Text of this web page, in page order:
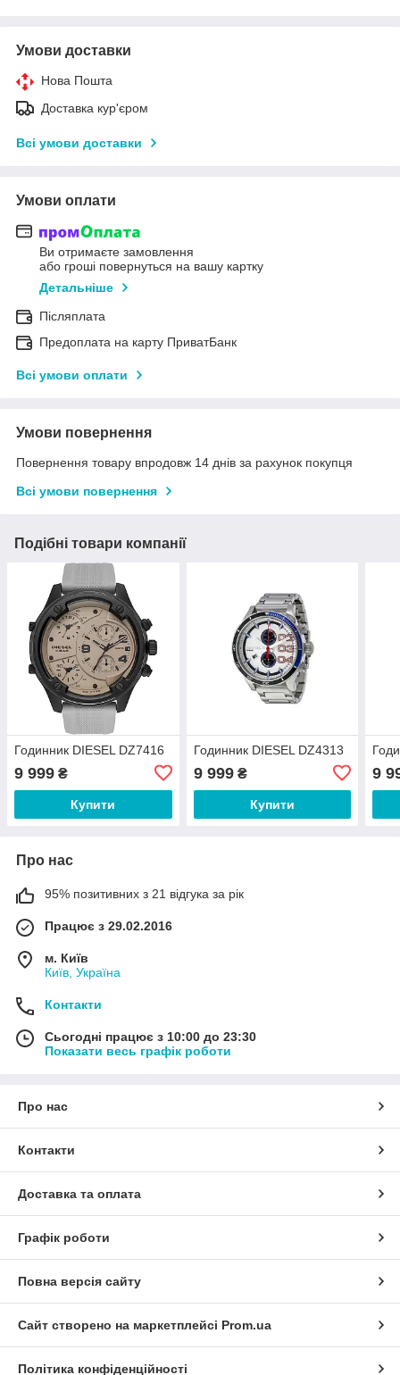
Умови доставки
Нова Пошта
Доставка кур'єром
Всі умови доставки
Умови оплати
Ви отримаєте замовлення
або гроші повернуться на вашу картку
Детальніше
Післяплата
Предоплата на карту ПриватБанк
Всі умови оплати
Умови повернення
Повернення товару впродовж 14 днів за рахунок покупця
Всі умови повернення
Подібні товари компанії
Годинник DIESEL DZ7416
9 999 ₴
Купити
Годинник DIESEL DZ4313
9 999₴
Купити
9
Про нас
95% позитивних з 21 відгука за рік
Працює з 29.02.2016
м. Київ
Київ, Україна
Контакти
Сьогодні працює з 10:00 до 23:30
Показати весь графік роботи
Про нас
Контакти
Доставка та оплата
Графік роботи
Повна версія сайту
Сайт створено на маркетплейсі Prom.ua
Політика конфіденційності